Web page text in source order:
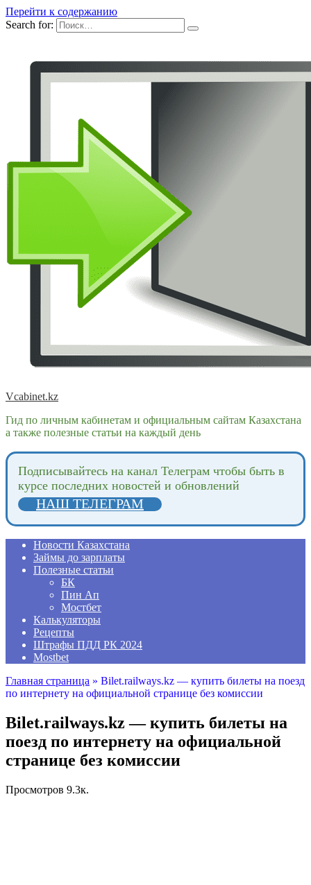
Перейти к содержанию
Search for:
Vcabinet.kz
Гид по личным кабинетам и официальным сайтам Казахстана
а также полезные статьи на каждый день
Подпиcывайтесь на канал Телеграм чтобы быть в
курсе последних новостей и обновлений
НАШ ТЕЛЕГРАМ
Новости Казахстана
Займы до зарплаты
Полезные статьи
БК
Пин Ап
Мостбет
Калькуляторы
Рецепты
Штрафы ПДД РК 2024
Mostbet
Главная страница » Bilet.railways.kz — купить билеты на поезд
по интернету на официальной странице без комиссии
Bilet.railways.kz — купить билеты на
поезд по интернету на официальной
странице без комиссии
Просмотров 9.3к.